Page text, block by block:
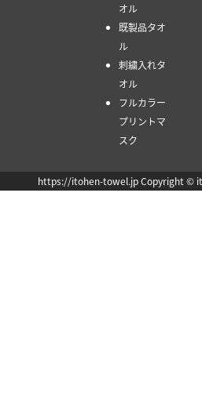
オル
既製品タオ
ル
刺繍入れタ
オル
フルカラー
プリントマ
スク
https://itohen-towel.jp Copyright ©